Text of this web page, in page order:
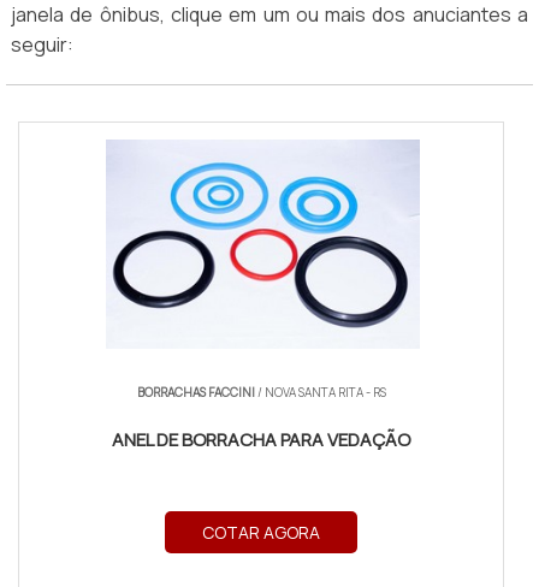
janela de ônibus, clique em um ou mais dos anuciantes a
seguir:
BORRACHAS FACCINI/ NOVA SANTA RITA - RS
ANEL DE BORRACHA PARA VEDAÇÃO
COTAR AGORA